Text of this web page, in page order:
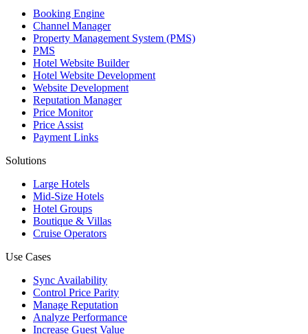
Booking Engine
Channel Manager
Property Management System (PMS)
PMS
Hotel Website Builder
Hotel Website Development
Website Development
Reputation Manager
Price Monitor
Price Assist
Payment Links
Solutions
Large Hotels
Mid-Size Hotels
Hotel Groups
Boutique & Villas
Cruise Operators
Use Cases
Sync Availability
Control Price Parity
Manage Reputation
Analyze Performance
Increase Guest Value